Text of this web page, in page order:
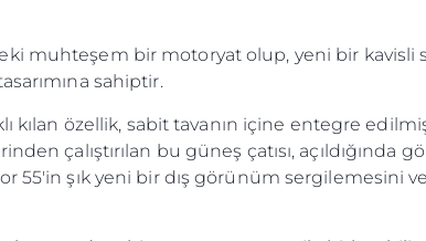
muhteşem bir motoryat olup, yeni bir kavisli
sahiptir.
kılan özellik, sabit tavanın içine entegre
çalıştırılan bu güneş çatısı,
şık yeni bir dış görünüm sergilemesini ve